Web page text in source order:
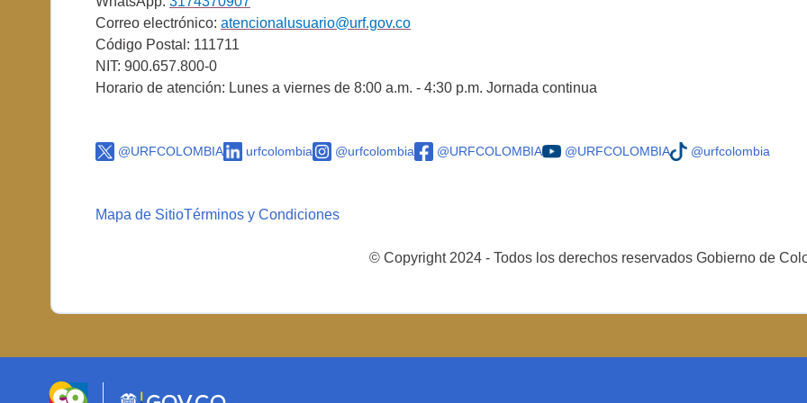
Correo electrónico: atencionalusuario@urf.gov.co
Código Postal: 111711
NIT: 900.657.800-0
Horario de atención: Lunes a viernes de 8:00 a.m. - 4:30 p.m. Jornada continua
@URFCOLOMBIA urfcolombia @urfcolombia @URFCOLOMBIA @URFCOLOMBIA @urfcolombia
Mapa de SitioTérminos y Condiciones
© Copyright 2024 - Todos los derechos reservados Gobierno de